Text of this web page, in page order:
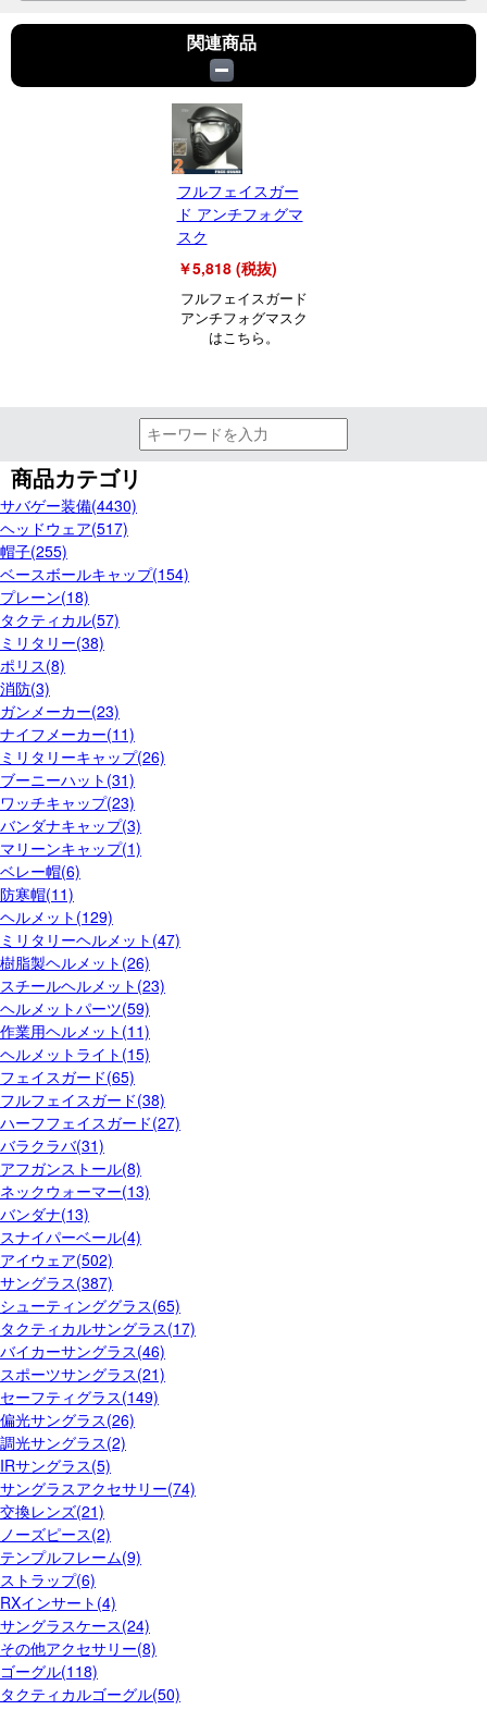
関連商品
フルフェイスガー
ド アンチフォグマ
スク
￥5,818 (税抜)
フルフェイスガード
アンチフォグマスク
はこちら。
商品カテゴリ
サバゲー装備(4430)
ヘッドウェア(517)
帽子(255)
ベースボールキャップ(154)
プレーン(18)
タクティカル(57)
ミリタリー(38)
ポリス(8)
消防(3)
ガンメーカー(23)
ナイフメーカー(11)
ミリタリーキャップ(26)
ブーニーハット(31)
ワッチキャップ(23)
バンダナキャップ(3)
マリーンキャップ(1)
ベレー帽(6)
防寒帽(11)
ヘルメット(129)
ミリタリーヘルメット(47)
樹脂製ヘルメット(26)
スチールヘルメット(23)
ヘルメットパーツ(59)
作業用ヘルメット(11)
ヘルメットライト(15)
フェイスガード(65)
フルフェイスガード(38)
ハーフフェイスガード(27)
バラクラバ(31)
アフガンストール(8)
ネックウォーマー(13)
バンダナ(13)
スナイパーベール(4)
アイウェア(502)
サングラス(387)
シューティンググラス(65)
タクティカルサングラス(17)
バイカーサングラス(46)
スポーツサングラス(21)
セーフティグラス(149)
偏光サングラス(26)
調光サングラス(2)
IRサングラス(5)
サングラスアクセサリー(74)
交換レンズ(21)
ノーズピース(2)
テンプルフレーム(9)
ストラップ(6)
RXインサート(4)
サングラスケース(24)
その他アクセサリー(8)
ゴーグル(118)
タクティカルゴーグル(50)